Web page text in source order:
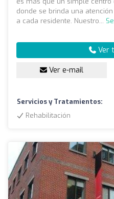
donde se brinda una
a cada residente. Nuestro...
Ver
Ver e-mail
Servicios y Tratamientos:
Rehabilitación